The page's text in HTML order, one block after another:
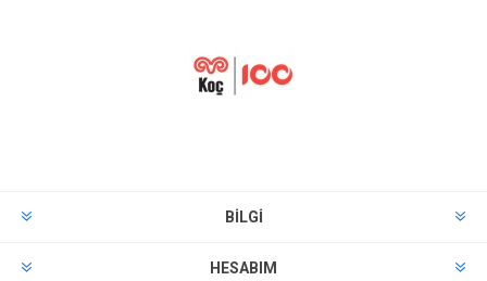
BILGI
HESABIM